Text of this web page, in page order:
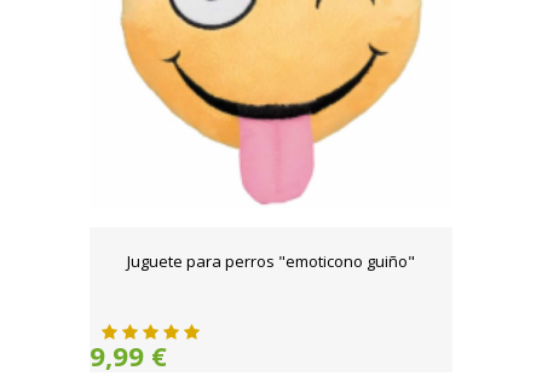
Juguete para perros "emoticono guiño"
9,99 €